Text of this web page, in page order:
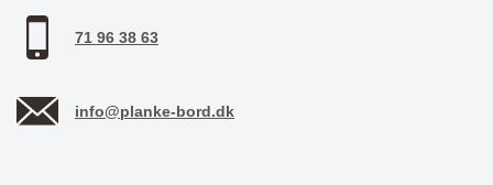
71 96 38 63
info@planke-bord.dk